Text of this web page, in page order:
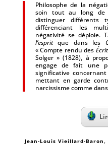
Philosophe de la
soin tout au long de
distinguer différents
différenciant les
négativité se déploie.
l’espritque dans les
« Compte rendu des
Solger » (1828), à
engage de fait une
significative
mettant en garde
narcissisme comme
Jean-Louis Vieillard-Baron,